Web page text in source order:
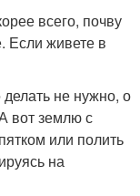
всего, почву
Если живете в
не нужно, о
вот землю с
или полить
на